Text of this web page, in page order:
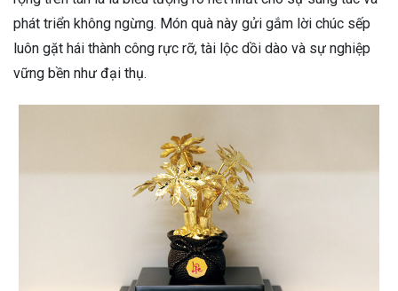
phát triển không ngừng. Món quà này gửi gắm lời chúc sếp
luôn gặt hái thành công rực rỡ, tài lộc dồi dào và sự nghiệp
vững bền như đại thụ.